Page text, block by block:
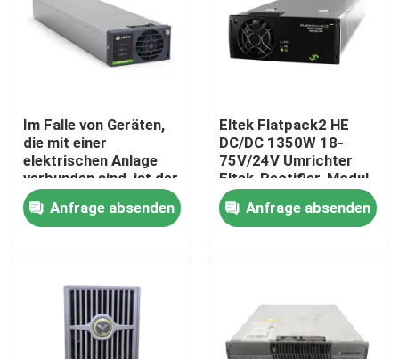
Über uns
Im Falle von Geräten,
die mit einer
elektrischen Anlage
verbunden sind, ist der
Anschluss an die
elektrische
Anschlussanlage zu
Anfrage absenden
Eltek Flatpack2 HE
DC/DC 1350W 18-
75V/24V Umrichter
Eltek-Rectifier-Modul
FP2 24V 48V
Gleichstromversorgung
(241115.600/24111
Anfrage absenden